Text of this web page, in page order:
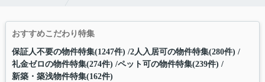
おすすめこだわり特集
保証人不要の物件特集(1247件) 2人入居可の物件特集(280件)
礼金ゼロの物件特集(274件) ペット可の物件特集(239件)
新築・築浅物件特集(162件)